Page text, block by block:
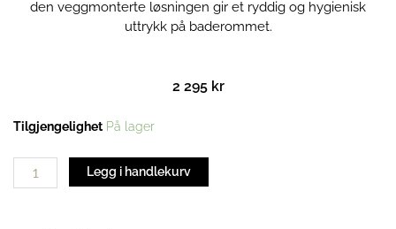
den veggmonterte løsningen gir et ryddig og hygienisk
uttrykk på baderommet.
2 295 kr
Tilgjengelighet På lager
Vipp
toalettbørste
Legg i handlekurv